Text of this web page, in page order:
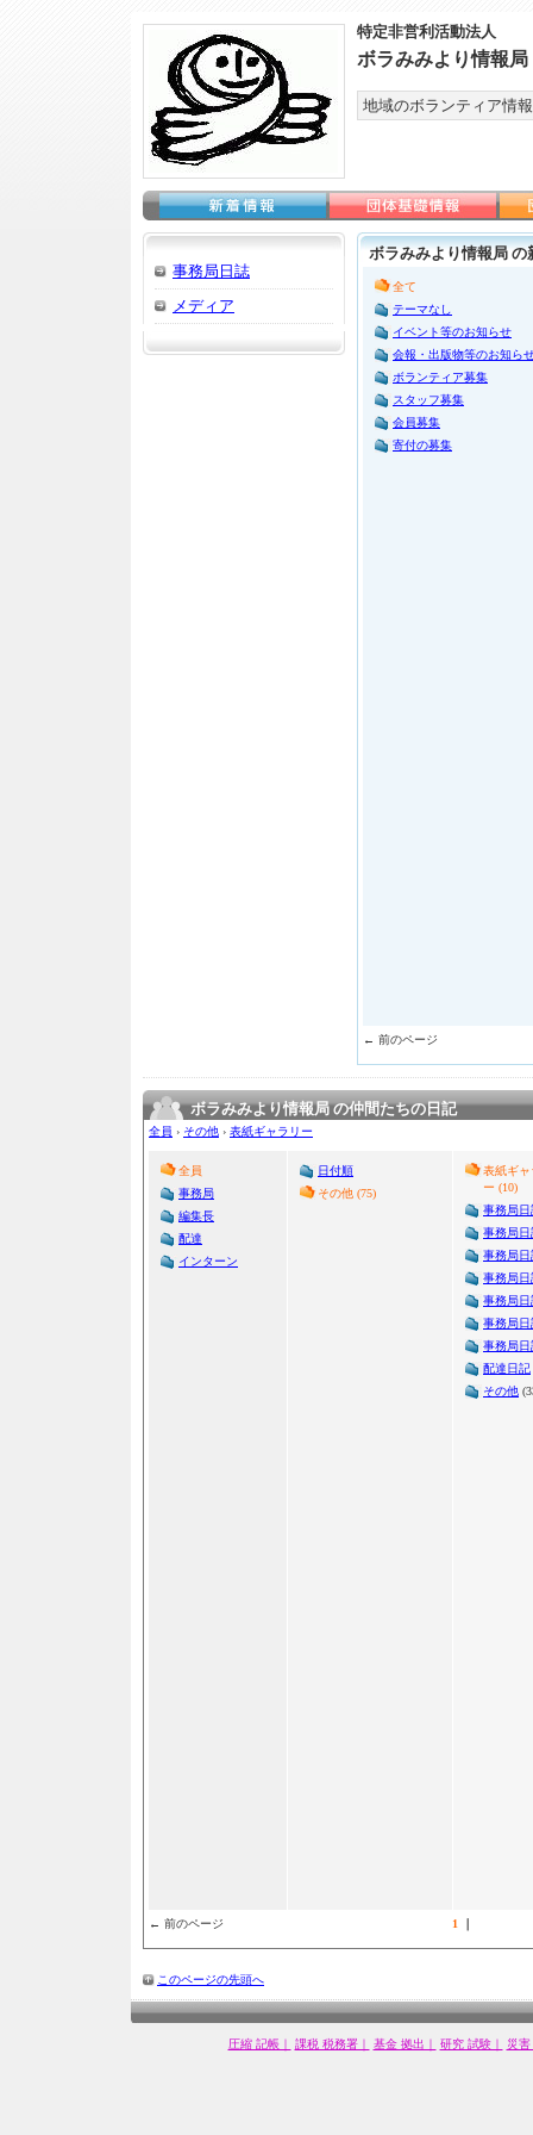
特定非営利活動法人
ボラみみより情報局
地域のボランティア情
事務局日誌
メディア
ボラみみより情報局 の
全て
テーマなし
イベント等のお知らせ
会報・出版物等のお知ら
ボランティア募集
スタッフ募集
会員募集
寄付の募集
← 前のページ
ボラみみより情報局 の仲間たちの日記
全員 › その他 › 表紙ギャラリー
全員
事務局
編集長
配達
インターン
日付順
その他 (75)
表紙ギャ
ー (10)
事務局日
事務局日
事務局日
事務局日
事務局日
事務局日
事務局日
配達日記
その他
← 前のページ 1
このページの先頭へ
圧縮 記帳｜ 課税 税務署｜ 基金 拠出｜ 研究 試験｜ 災